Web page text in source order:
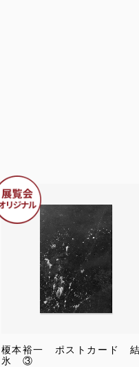
榎本裕一 ポストカード 結
氷 ③